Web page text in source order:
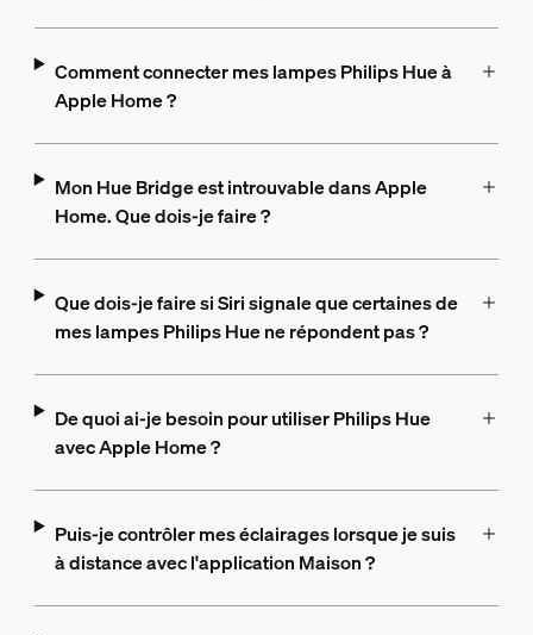
Comment connecter mes lampes Philips Hue à
Apple Home ?
Mon Hue Bridge est introuvable dans Apple
Home. Que dois-je faire ?
Que dois-je faire si Siri signale que certaines de
mes lampes Philips Hue ne répondent pas ?
De quoi ai-je besoin pour utiliser Philips Hue
avec Apple Home ?
Puis-je contrôler mes éclairages lorsque je suis
à distance avec l'application Maison ?